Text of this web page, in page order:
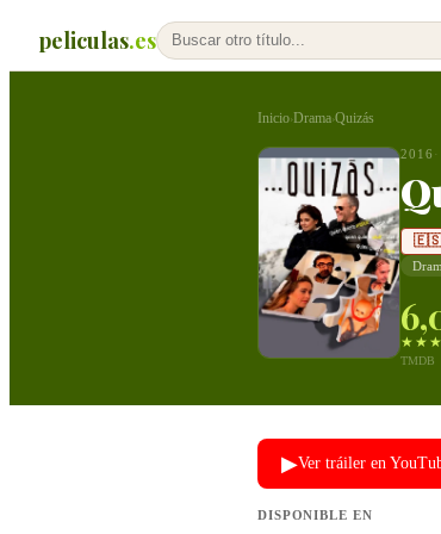
peliculas.es
Inicio›Drama›Quizás
2016
🇪🇸
TMDB
▶Ver tráiler en
DISPONIBLE EN